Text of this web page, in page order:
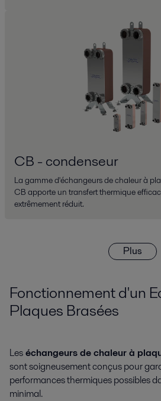
CB - condenseur
La gamme d'échangeurs de chaleur à
CB apporte un transfert thermique
extrêmement réduit.
Plus
Fonctionnement d'un
Plaques Brasées
Leséchangeurs de chaleur à
sont soigneusement conçus pour
performances thermiques possibles
minimal.